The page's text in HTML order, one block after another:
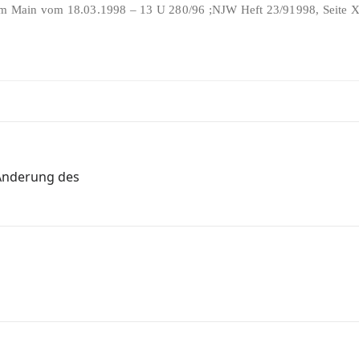
Main vom 18.03.1998 – 13 U 280/96 ;NJW Heft 23/91998, Seite
des